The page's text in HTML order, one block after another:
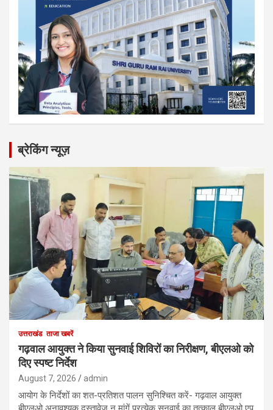
ब्रेकिंग न्यूज़
उत्तराखंड ताजा खबरें
गढ़वाल आयुक्त ने किया सुनवाई शिविरों का निरीक्षण, बीएलओ को
दिए स्पष्ट निर्देश
August 7, 2026 admin
आयोग के निर्देशों का शत-प्रतिशत पालन सुनिश्चित करें- गढ़वाल आयुक्त